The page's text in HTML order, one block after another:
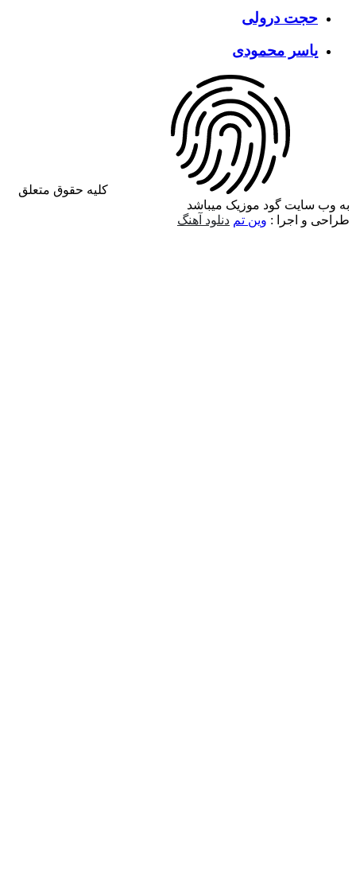
حجت درولی
یاسر محمودی
کلیه حقوق متعلق
سایت گود موزیک میباشد
و اجرا : وین تم دنلود آهنگ